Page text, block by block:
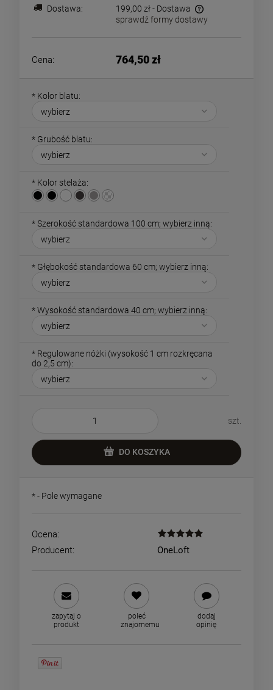
Dostawa:
199,00 zł - Dostawa
Cena nie zawiera ewentualnych kosztów płatności
sprawdź formy dostawy
Cena: 764,50 zł
* Kolor blatu:
* Grubość blatu:
* Kolor stelaża:
*Szerokość standardowa 100 cm; wybierz inną:
* Głębokość standardowa 60 cm; wybierz inną:
*Wysokość standardowa 40 cm; wybierz inną:
* Regulowane nóżki (wysokość 1 cm rozkręcana
do 2,5 cm):
szt.
DO KOSZYKA
*- Pole wymagane
Ocena:
Producent:
OneLoft
zapytaj o
produkt
poleć
znajomemu
dodaj
opinię